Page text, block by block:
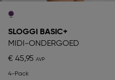
SLOGGI BASIC+
MIDI-ONDERGOED
€ 45,95
4-Pack